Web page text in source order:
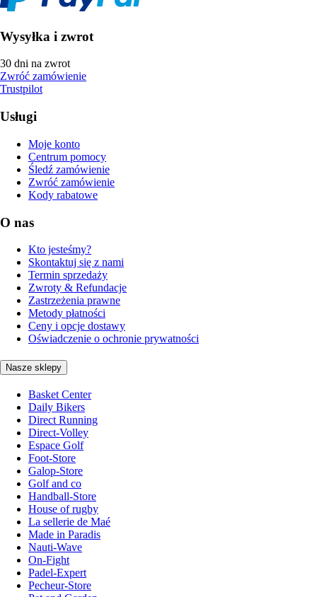
Wysyłka i zwrot
30 dni na zwrot
Zwróć zamówienie
Trustpilot
Usługi
Moje konto
Centrum pomocy
Śledź zamówienie
Zwróć zamówienie
Kody rabatowe
O nas
Kto jesteśmy?
Skontaktuj się z nami
Termin sprzedaży
Zwroty & Refundacje
Zastrzeżenia prawne
Metody płatności
Ceny i opcje dostawy
Oświadczenie o ochronie prywatności
Nasze sklepy
Basket Center
Daily Bikers
Direct Running
Direct-Volley
Espace Golf
Foot-Store
Galop-Store
Golf and co
Handball-Store
House of rugby
La sellerie de Maé
Made in Paradis
Nauti-Wave
On-Fight
Padel-Expert
Pecheur-Store